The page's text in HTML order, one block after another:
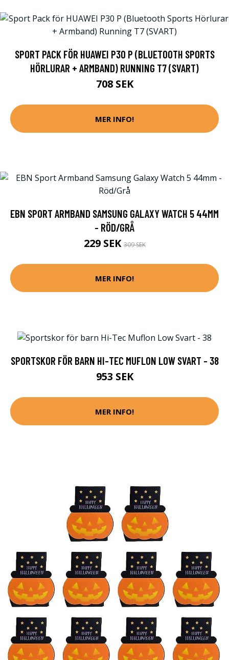
SPORT PACK FÖR HUAWEI P30 P (BLUETOOTH SPORTS
HÖRLURAR + ARMBAND) RUNNING T7 (SVART)
708 SEK
MER INFO!
EBN SPORT ARMBAND SAMSUNG GALAXY WATCH 5 44MM
- RÖD/GRÅ
229 SEK309 SEK
MER INFO!
SPORTSKOR FÖR BARN HI-TEC MUFLON LOW SVART - 38
953 SEK
MER INFO!